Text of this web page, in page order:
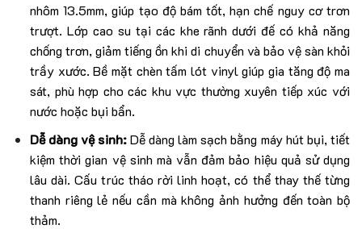
nhôm 13.5mm, giúp tạo độ bám tốt, hạn chế nguy cơ trơn
trượt. Lớp cao su tại các khe rãnh dưới đế có khả năng
chống trơn, giảm tiếng ồn khi di chuyển và bảo vệ sàn khỏi
trầy xước. Bề mặt chèn tấm lót vinyl giúp gia tăng độ ma
sát, phù hợp cho các khu vực thường xuyên tiếp xúc với
nước hoặc bụi bẩn.
Dễ dàng vệ sinh:Dễ dàng làm sạch bằng máy hút bụi, tiết
kiệm thời gian vệ sinh mà vẫn đảm bảo hiệu quả sử dụng
lâu dài. Cấu trúc tháo rời linh hoạt, có thể thay thế từng
thanh riêng lẻ nếu cần mà không ảnh hưởng đến toàn bộ
thảm.